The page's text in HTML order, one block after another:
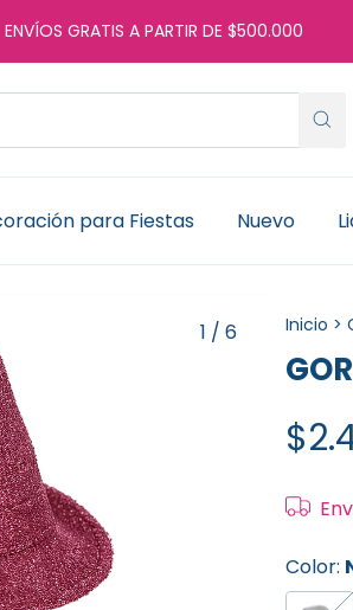
ENVÍOS GRATIS A PARTIR DE $500.000
para Fiestas Nuevo
1 / 6 Inicio >
Color: